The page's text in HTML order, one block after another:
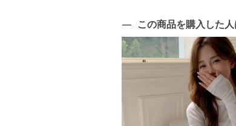
この商品を購入した